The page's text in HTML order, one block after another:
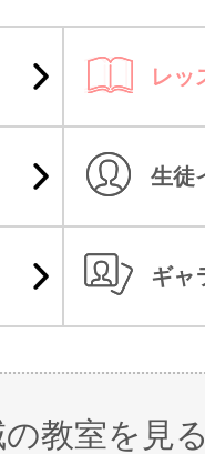
レッ
生徒
ギャ
教室を見